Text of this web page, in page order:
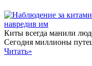
Киты всегда манили
Сегодня миллионы
Читать»